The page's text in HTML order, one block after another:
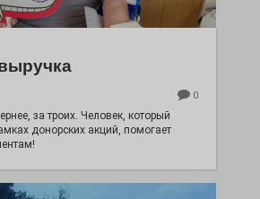
0
за троих. Человек, который
донорских акций, помогает